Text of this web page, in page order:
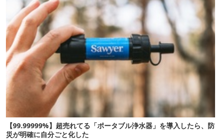
【99.99999%】超売れてる「ポータブル浄水器」を導入したら、防
災が明確に自分ごと化した